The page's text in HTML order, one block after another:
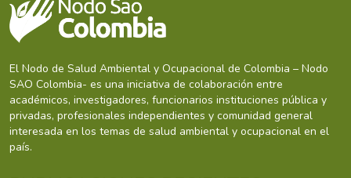
El Nodo de Salud Ambiental y Ocupacional de Colombia – Nodo
SAO Colombia- es una iniciativa de colaboración entre
académicos, investigadores, funcionarios instituciones pública y
privadas, profesionales independientes y comunidad general
interesada en los temas de salud ambiental y ocupacional en el
país.